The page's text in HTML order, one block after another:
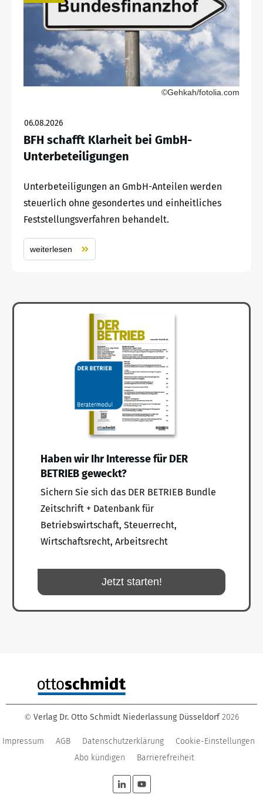
©Gehkah/fotolia.com
06.08.2026
BFH schafft Klarheit bei GmbH-
Unterbeteiligungen
Unterbeteiligungen an GmbH-Anteilen werden
steuerlich ohne gesondertes und einheitliches
Feststellungsverfahren behandelt.
weiterlesen
Haben wir Ihr Interesse für DER
BETRIEB geweckt?
Sichern Sie sich das DER BETRIEB Bundle
Zeitschrift + Datenbank für
Betriebswirtschaft, Steuerrecht,
Wirtschaftsrecht, Arbeitsrecht
Jetzt starten!
© Verlag Dr. Otto Schmidt Niederlassung Düsseldorf 2026
Impressum AGB Datenschutzerklärung
Cookie-Einstellungen
Abo kündigen
Barrierefreiheit